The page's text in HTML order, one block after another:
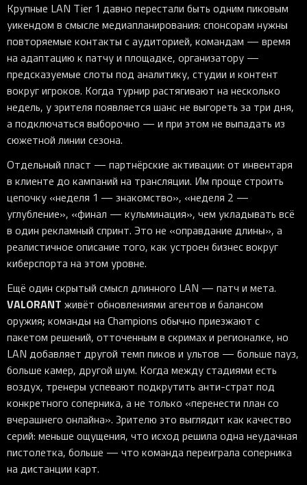
Крупные LAN Tier 1 давно перестали быть одним пиковым
уикендом в смысле медиапланирования: спонсорам нужны
повторяемые контакты с аудиторией, командам — время
на адаптацию к патчу и площадке, организатору —
предсказуемые слоты под аналитику, студии и контент
вокруг игроков. Когда турнир растягивают на несколько
недель, у зрителя появляется шанс не выгореть за три дня,
а подключаться выборочно — и при этом не выпадать из
сюжетной линии сезона.
Отдельный пласт — партнёрские активации: от инвентаря
в клиенте до кампаний на трансляции. Им проще строить
цепочку «неделя 1 — знакомство», «неделя 2 —
углубление», «финал — кульминация», чем укладывать всё
в один рекламный спринт. Это не «оправдание длины», а
реалистичное описание того, как устроен бизнес вокруг
киберспорта на этом уровне.
Ещё один скрытый смысл длинного LAN — патч и мета.
VALORANT живёт обновлениями агентов и балансом
оружия; команды на Champions обычно приезжают с
пакетом решений, отточенным в скримах и регионалке, но
LAN добавляет другой темп пиков и ультов — больше пауз,
больше камер, другой шум. Когда между стадиями есть
воздух, тренеры успевают подкрутить анти-страт под
конкретного соперника, а не только «перенести план со
вчерашнего онлайна». Зрителю это выглядит как качество
серий: меньше ощущения, что исход решила одна неудачная
пистолетка, больше — что команда переиграла соперника
на дистанции карт.